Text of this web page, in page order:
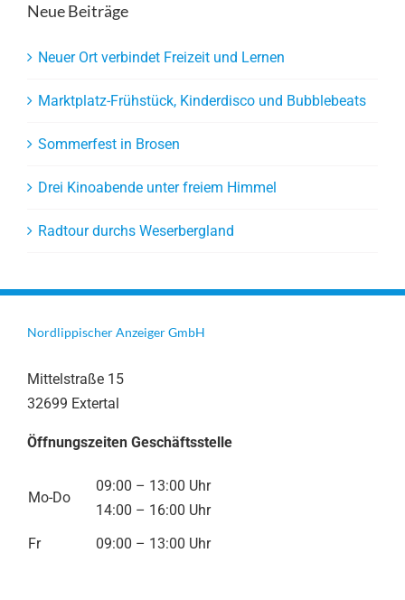
Neue Beiträge
Neuer Ort verbindet Freizeit und Lernen
Marktplatz-Frühstück, Kinderdisco und Bubblebeats
Sommerfest in Brosen
Drei Kinoabende unter freiem Himmel
Radtour durchs Weserbergland
Nordlippischer Anzeiger GmbH
Mittelstraße 15
32699 Extertal
Öffnungszeiten Geschäftsstelle
Mo-Do
09:00 – 13:00 Uhr
14:00 – 16:00 Uhr
Fr
09:00 – 13:00 Uhr